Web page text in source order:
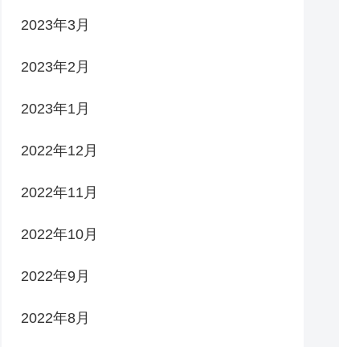
2023年3月
2023年2月
2023年1月
2022年12月
2022年11月
2022年10月
2022年9月
2022年8月